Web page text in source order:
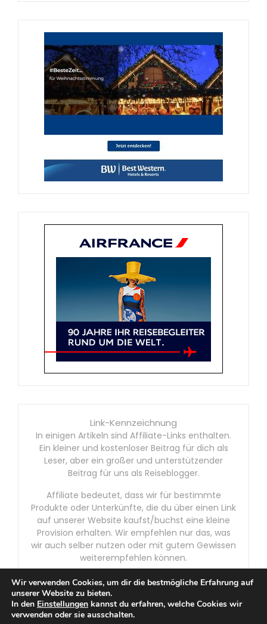
Link-Kennzeichnung
In einigen Artikeln sind Affiliate-Links enthalten.
Ein kleiner und kostenloser Beitrag für dich als
Leser, aber ein großer und unterstützender
Beitrag für uns als Reiseblogger.
Affiliate bedeutet, dass wir für bestimmte
Produkte oder Unterkünfte, die du über einen Link
auf unserer Website kaufst/buchst eine kleine
Provision erhalten. Wir empfehlen nur das, was
wir auch selber nutzen oder mit gutem Gewissen
weiterempfehlen können.
Wir verwenden Cookies, um dir die bestmögliche Erfahrung auf
unserer Website zu bieten.
In den Einstellungen kannst du erfahren, welche Cookies wir
verwenden oder sie ausschalten.